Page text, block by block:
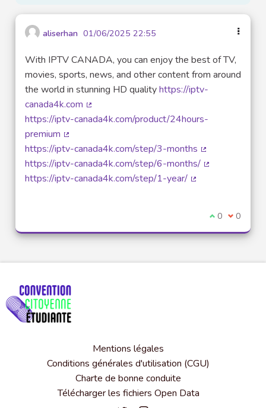
aliserhan 01/06/2025 22:55
With IPTV CANADA, you can enjoy the best of TV,
movies, sports, news, and other content from around
the world in stunning HD qualityhttps://iptv-
canada4k.com
(Lien externe)
https://iptv-canada4k.com/product/24hours-
premium
(Lien externe)
https://iptv-canada4k.com/step/3-months
(Lien externe)
https://iptv-canada4k.com/step/6-months/
https://iptv-canada4k.com/step/1-year/
Je suis
0 Je ne
0
Mentions légales
Conditions générales d'utilisation (CGU)
Charte de bonne conduite
Télécharger les fichiers Open Data